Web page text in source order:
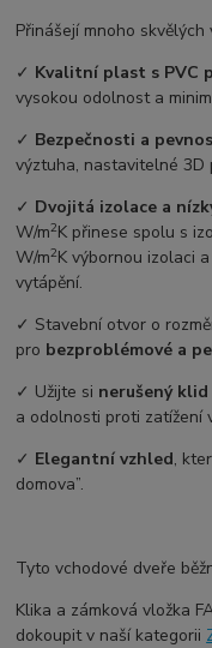
Přinášejí mnoho
✓ Kvalitní plast s PVC
vysokou odolnost a
✓ Bezpečnosti a
výztuha, nastavitelné
✓ Dvojitá izolace a
W/m2K přinese spolu s
W/m2K výbornou izolaci
vytápění.
✓ Stavební otvor o
pro bezproblémové a
✓ Užijte si nerušený
a odolnosti proti zatížení
✓ Elegantní vzhled,
domova”.
Tyto vchodové dveře
Klika a zámková vložka
dokoupit v naší kategorii